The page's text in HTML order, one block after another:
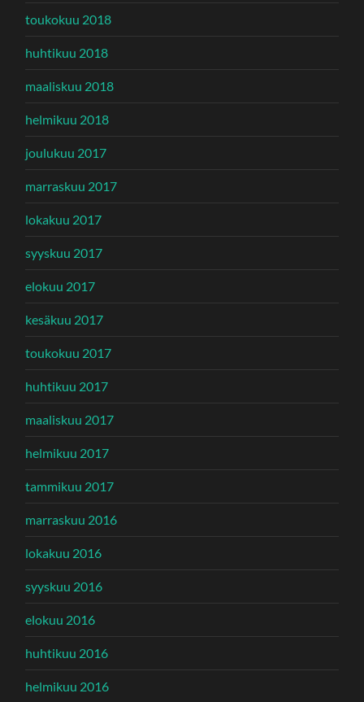
toukokuu 2018
huhtikuu 2018
maaliskuu 2018
helmikuu 2018
joulukuu 2017
marraskuu 2017
lokakuu 2017
syyskuu 2017
elokuu 2017
kesäkuu 2017
toukokuu 2017
huhtikuu 2017
maaliskuu 2017
helmikuu 2017
tammikuu 2017
marraskuu 2016
lokakuu 2016
syyskuu 2016
elokuu 2016
huhtikuu 2016
helmikuu 2016